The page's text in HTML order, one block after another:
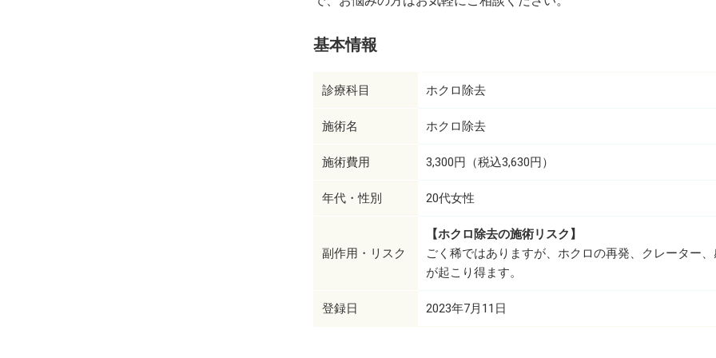
基本情報
診療科目 ホクロ除去
施術名 ホクロ除去
施術費用 3,300円（税込3,630円）
年代・性別 20代女性
副作用・リスク
【ホクロ除去の施術リスク】
ごく稀ではありますが、ホクロの再発、クレーター
が起こり得ます。
登録日 2023年7月11日